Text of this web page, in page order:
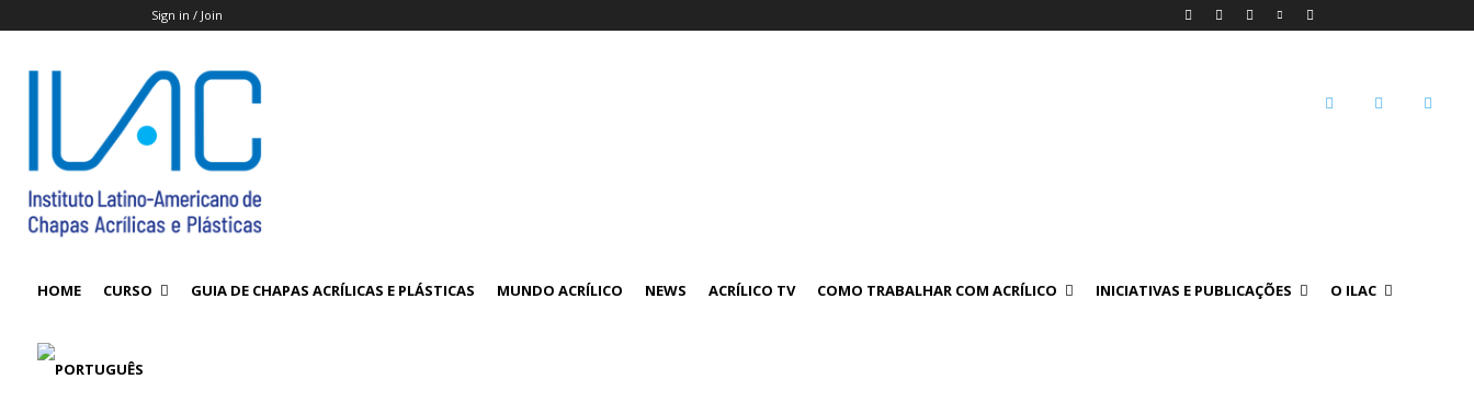
Sign in / Join
HOME CURSO GUIA DE CHAPAS ACRÍLICAS E PLÁSTICAS MUNDO ACRÍLICO NEWS ACRÍLICO TV COMO TRABALHAR COM ACRÍLICO INICIATIVAS E PUBLICAÇÕES O ILAC